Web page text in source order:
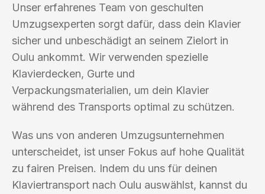
Unser erfahrenes Team von geschulten
Umzugsexperten sorgt dafür, dass dein Klavier
sicher und unbeschädigt an seinem Zielort in
Oulu ankommt. Wir verwenden spezielle
Klavierdecken, Gurte und
Verpackungsmaterialien, um dein Klavier
während des Transports optimal zu schützen.
Was uns von anderen Umzugsunternehmen
unterscheidet, ist unser Fokus auf hohe Qualität
zu fairen Preisen. Indem du uns für deinen
Klaviertransport nach Oulu auswählst, kannst du